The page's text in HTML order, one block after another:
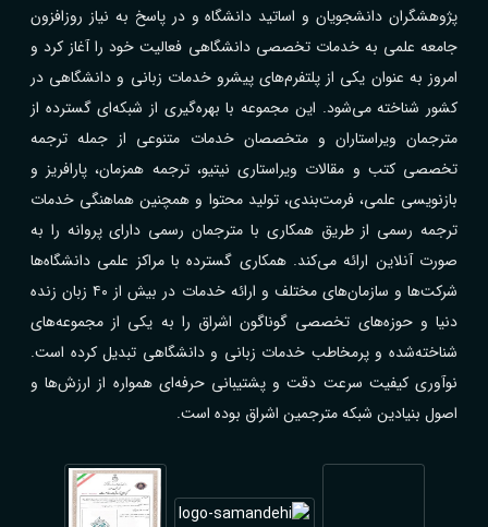
پژوهشگران دانشجویان و اساتید دانشگاه و در پاسخ به نیاز روزافزون
جامعه علمی به خدمات تخصصی دانشگاهی فعالیت خود را آغاز کرد و
امروز به عنوان یکی از پلتفرم‌های پیشرو خدمات زبانی و دانشگاهی در
کشور شناخته می‌شود. این مجموعه با بهره‌گیری از شبکه‌ای گسترده از
مترجمان ویراستاران و متخصصان خدمات متنوعی از جمله ترجمه
تخصصی کتب و مقالات ویراستاری نیتیو، ترجمه همزمان، پارافریز و
بازنویسی علمی، فرمت‌بندی، تولید محتوا و همچنین هماهنگی خدمات
ترجمه رسمی از طریق همکاری با مترجمان رسمی دارای پروانه را به
صورت آنلاین ارائه می‌کند. همکاری گسترده با مراکز علمی دانشگاه‌ها
شرکت‌ها و سازمان‌های مختلف و ارائه خدمات در بیش از ۴۰ زبان زنده
دنیا و حوزه‌های تخصصی گوناگون اشراق را به یکی از مجموعه‌های
شناخته‌شده و پرمخاطب خدمات زبانی و دانشگاهی تبدیل کرده است.
نوآوری کیفیت سرعت دقت و پشتیبانی حرفه‌ای همواره از ارزش‌ها و
اصول بنیادین شبکه مترجمین اشراق بوده است.